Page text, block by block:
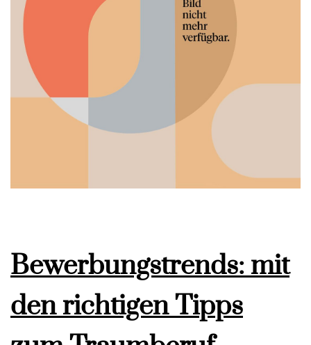
Bewerbungstrends: mit
den richtigen Tipps